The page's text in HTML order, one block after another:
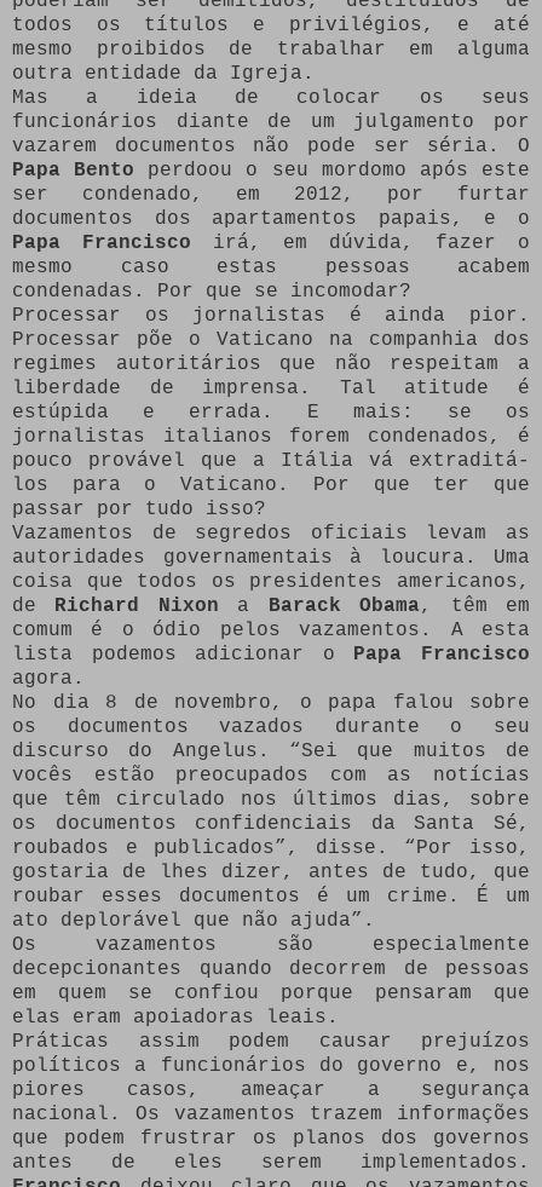
todos os títulos e privilégios, e até
mesmo proibidos de trabalhar em alguma
outra entidade da Igreja.
Mas a ideia de colocar os seus
funcionários diante de um julgamento por
vazarem documentos não pode ser séria. O
Papa Bento perdoou o seu mordomo após este
ser condenado, em 2012, por furtar
documentos dos apartamentos papais, e o
Papa Francisco irá, em dúvida, fazer o
mesmo caso estas pessoas acabem
condenadas. Por que se incomodar?
Processar os jornalistas é ainda pior.
Processar põe o Vaticano na companhia dos
regimes autoritários que não respeitam a
liberdade de imprensa. Tal atitude é
estúpida e errada. E mais: se os
jornalistas italianos forem condenados, é
pouco provável que a Itália vá extraditá-
los para o Vaticano. Por que ter que
passar por tudo isso?
Vazamentos de segredos oficiais levam as
autoridades governamentais à loucura. Uma
coisa que todos os presidentes americanos,
de Richard Nixon a Barack Obama, têm em
comum é o ódio pelos vazamentos. A esta
lista podemos adicionar o Papa Francisco
agora.
No dia 8 de novembro, o papa falou sobre
os documentos vazados durante o seu
discurso do Angelus. “Sei que muitos de
vocês estão preocupados com as notícias
que têm circulado nos últimos dias, sobre
os documentos confidenciais da Santa Sé,
roubados e publicados”, disse. “Por isso,
gostaria de lhes dizer, antes de tudo, que
roubar esses documentos é um crime. É um
ato deplorável que não ajuda”.
Os vazamentos são especialmente
decepcionantes quando decorrem de pessoas
em quem se confiou porque pensaram que
elas eram apoiadoras leais.
Práticas assim podem causar prejuízos
políticos a funcionários do governo e, nos
piores casos, ameaçar a segurança
nacional. Os vazamentos trazem informações
que podem frustrar os planos dos governos
antes de eles serem implementados.